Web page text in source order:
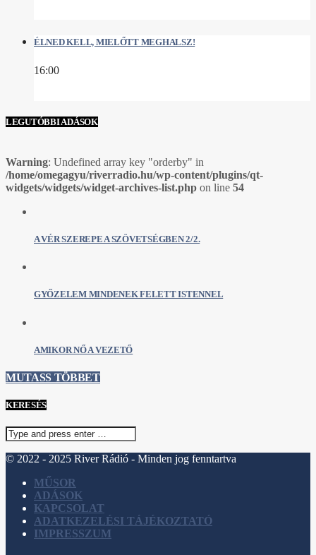
ÉLNED KELL, MIELŐTT MEGHALSZ!
16:00
LEGUTÓBBI ADÁSOK
Warning: Undefined array key "orderby" in
/home/omegagyu/riverradio.hu/wp-content/plugins/qt-
widgets/widgets/widget-archives-list.php on line 54
A VÉR SZEREPE A SZÖVETSÉGBEN 2/2.
GYŐZELEM MINDENEK FELETT ISTENNEL
AMIKOR NŐ A VEZETŐ
MUTASS TÖBBET
KERESÉS
© 2022 - 2025 River Rádió - Minden jog fenntartva
MŰSOR
ADÁSOK
KAPCSOLAT
ADATKEZELÉSI TÁJÉKOZTATÓ
IMPRESSZUM